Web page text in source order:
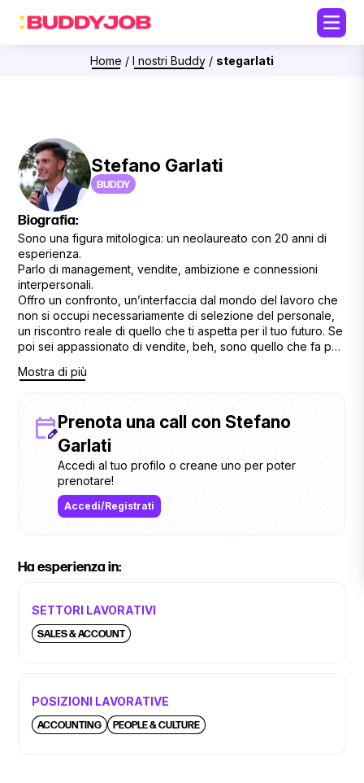
Home / I nostri Buddy / stegarlati
Stefano Garlati
BUDDY
Biografia:
Sono una figura mitologica: un neolaureato con 20 anni di
esperienza.
Parlo di management, vendite, ambizione e connessioni
interpersonali.
Offro un confronto, un’interfaccia dal mondo del lavoro che
non si occupi necessariamente di selezione del personale,
un riscontro reale di quello che ti aspetta per il tuo futuro. Se
poi sei appassionato di vendite, beh, sono quello che fa per
Mostra di più
Prenota una call con Stefano
Garlati
Accedi al tuo profilo o creane uno per poter
prenotare!
Accedi/Registrati
Ha esperienza in:
SETTORI LAVORATIVI
SALES & ACCOUNT
POSIZIONI LAVORATIVE
ACCOUNTING PEOPLE & CULTURE